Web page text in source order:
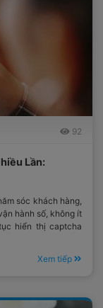
92
Lần:
sóc khách hàng,
hành số, không ít
hiển thị captcha
Xem tiếp